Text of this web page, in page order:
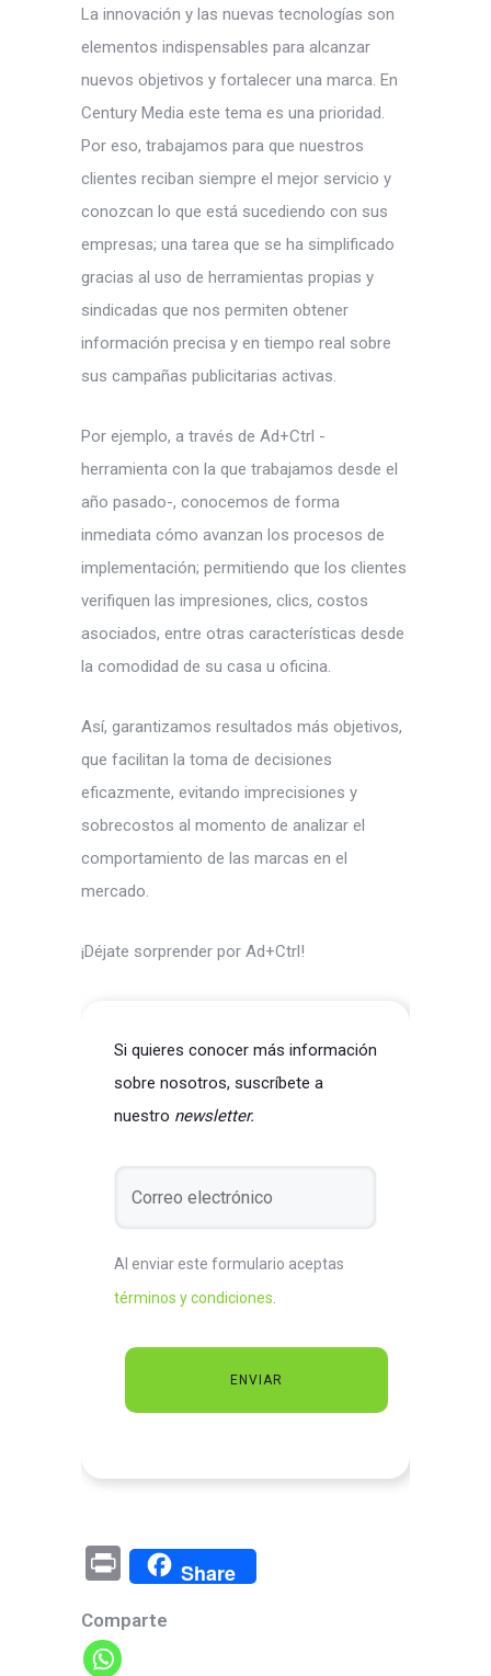
t
La innovación y las nuevas tecnologías son
elementos indispensables para alcanzar
nuevos objetivos y fortalecer una marca. En
Century Media este tema es una prioridad.
Por eso, trabajamos para que nuestros
clientes reciban siempre el mejor servicio y
conozcan lo que está sucediendo con sus
empresas; una tarea que se ha simplificado
gracias al uso de herramientas propias y
sindicadas que nos permiten obtener
información precisa y en tiempo real sobre
sus campañas publicitarias activas.
Por ejemplo, a través de Ad+Ctrl -
herramienta con la que trabajamos desde el
año pasado-, conocemos de forma
inmediata cómo avanzan los procesos de
implementación; permitiendo que los clientes
verifiquen las impresiones, clics, costos
asociados, entre otras características desde
la comodidad de su casa u oficina.
Así, garantizamos resultados más objetivos,
que facilitan la toma de decisiones
eficazmente, evitando imprecisiones y
sobrecostos al momento de analizar el
comportamiento de las marcas en el
mercado.
¡Déjate sorprender por Ad+Ctrl!
Si quieres conocer más información
sobre nosotros, suscríbete a
nuestro newsletter.
Al enviar este formulario aceptas
términos y condiciones.
Pr
in
t
Share
Comparte